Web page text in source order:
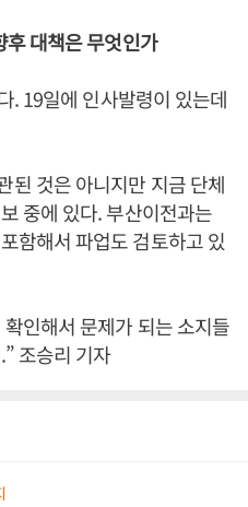
대책은 무엇인가
. 19일에 인사발령이 있는데
된 것은 아니지만 지금 단체
중에 있다. 부산이전과는
함해서 파업도 검토하고 있
인해서 문제가 되는 소지들
조승리 기자